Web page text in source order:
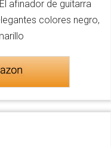
El afinador de guitarra
colores negro,